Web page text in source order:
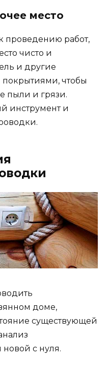
место
проведению работ,
чисто и
и другие
чтобы
пыли и грязи.
инструмент и
доме,
существующей
с нуля.